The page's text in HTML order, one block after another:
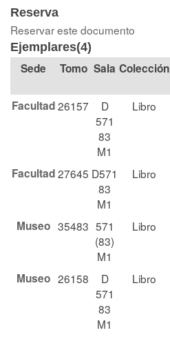
Reserva
Reservar este documento
Ejemplares(4)
Tomo Sala Colección
Facultad26157
D
571
83
M1
Libro
Facultad27645 D571
83
M1
Libro
Museo 35483 571
(83)
M1
Libro
Museo 26158
D
571
83
M1
Libro